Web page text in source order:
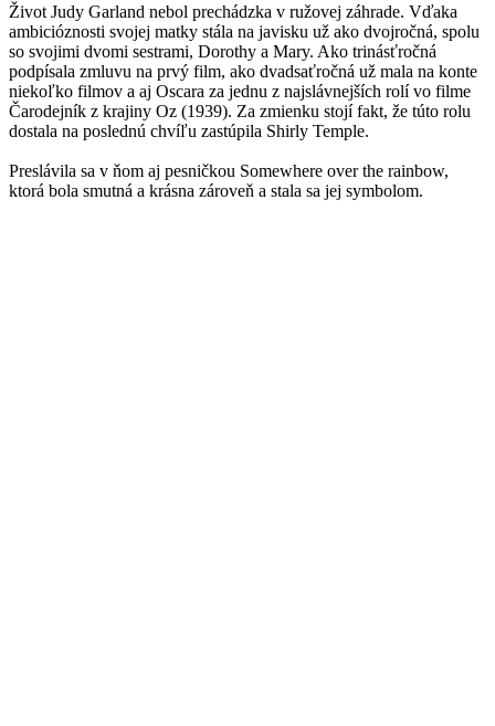
Život Judy Garland nebol prechádzka v ružovej záhrade. Vďaka
ambicióznosti svojej matky stála na javisku už ako dvojročná, spolu
so svojimi dvomi sestrami, Dorothy a Mary. Ako trinásťročná
podpísala zmluvu na prvý film, ako dvadsaťročná už mala na konte
niekoľko filmov a aj Oscara za jednu z najslávnejších rolí vo filme
Čarodejník z krajiny Oz (1939). Za zmienku stojí fakt, že túto rolu
dostala na poslednú chvíľu zastúpila Shirly Temple.
Preslávila sa v ňom aj pesničkou Somewhere over the rainbow,
ktorá bola smutná a krásna zároveň a stala sa jej symbolom.